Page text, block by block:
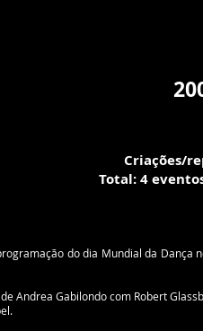
Criações/
Total: 4
do dia Mundial da
de Andrea Gabilondo com Robert